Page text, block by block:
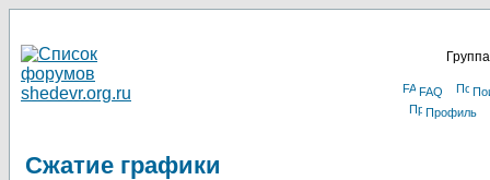
FAQ
Профиль
Сжатие графики